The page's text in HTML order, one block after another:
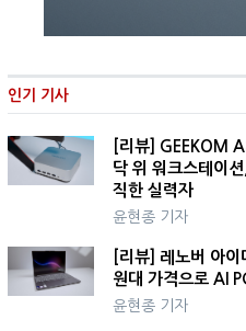
인기 기사
[리뷰] GEEKOM
닥 위 워크스테이
직한 실력자
윤현종 기자
[리뷰] 레노버 아
원대 가격으로 AI
윤현종 기자